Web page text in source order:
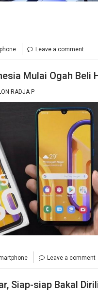
Leave a comment
Mulai Ogah Beli
RADJA P
Leave a comment
Siap-siap Bakal